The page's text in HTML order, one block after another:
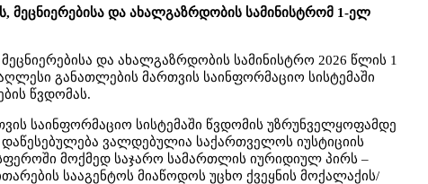
მეცნიერებისა და ახალგაზრდობის სამინისტრომ 1-ელ
და ახალგაზრდობის სამინისტრო 2026 წლის 1
განათლების მართვის საინფორმაციო სისტემაში
წვდომას.
საინფორმაციო სისტემაში წვდომის უზრუნველყოფამდე
ვალდებულია საქართველოს იუსტიციის
მოქმედ საჯარო სამართლის იურიდიულ პირს –
სააგენტოს მიაწოდოს უცხო ქვეყნის მოქალაქის/